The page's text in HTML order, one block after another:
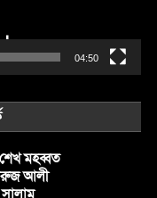
04:50
মহব্বত
আলী